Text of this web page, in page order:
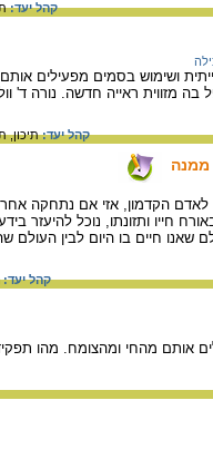
קהל יעד:
ושימוש בסמים מפעילים
מזווית ראייה חדשה. נורה ד'
קהל יעד:תיכון,
ממנה
לאדם הקדמון, אזי אם נתחקה אחר
חייו ותזונתו, נוכל להיעזר
חיים בו היום לבין העולם
קהל יעד:
אותם מהחי ומהצומח. מהו